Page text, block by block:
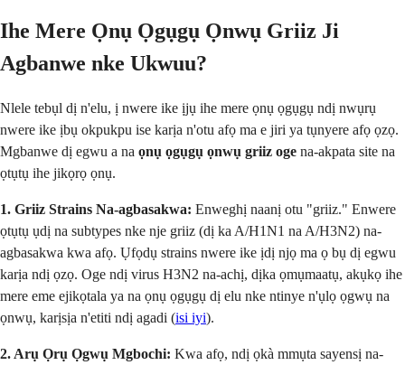
Ihe Mere Ọnụ Ọgụgụ Ọnwụ Griiz Ji
Agbanwe nke Ukwuu?
Nlele tebụl dị n'elu, ị nwere ike ịjụ ihe mere ọnụ ọgụgụ ndị nwụrụ
nwere ike ịbụ okpukpu ise karịa n'otu afọ ma e jiri ya tụnyere afọ ọzọ.
Mgbanwe dị egwu a na ọnụ ọgụgụ ọnwụ griiz oge na-akpata site na
ọtụtụ ihe jikọrọ ọnụ.
1. Griiz Strains Na-agbasakwa: Enweghị naanị otu "griiz." Enwere
ọtụtụ ụdị na subtypes nke nje griiz (dị ka A/H1N1 na A/H3N2) na-
agbasakwa kwa afọ. Ụfọdụ strains nwere ike ịdị njọ ma ọ bụ dị egwu
karịa ndị ọzọ. Oge ndị virus H3N2 na-achị, dịka ọmụmaatụ, akụkọ ihe
mere eme ejikọtala ya na ọnụ ọgụgụ dị elu nke ntinye n'ụlọ ọgwụ na
ọnwụ, karịsịa n'etiti ndị agadi (isi iyi).
2. Arụ Ọrụ Ọgwụ Mgbochi: Kwa afọ, ndị ọkà mmụta sayensị na-